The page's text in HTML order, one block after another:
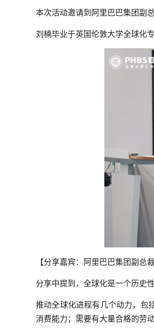
本次活动邀请到阿里巴巴集团副
刘楠毕业于英国伦敦大学全球化
【分享嘉宾：阿里巴巴集团副总
分享中提到，全球化是一个历史
推动全球化进程有几个动力，包
消费能力；需要有大量合格的劳